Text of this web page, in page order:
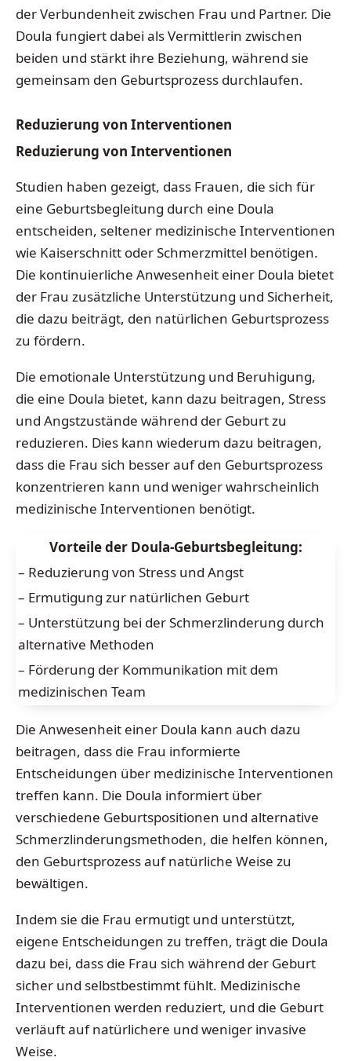
der Verbundenheit zwischen Frau und Partner. Die
Doula fungiert dabei als Vermittlerin zwischen
beiden und stärkt ihre Beziehung, während sie
gemeinsam den Geburtsprozess durchlaufen.
Reduzierung von Interventionen
Reduzierung von Interventionen
Studien haben gezeigt, dass Frauen, die sich für
eine Geburtsbegleitung durch eine Doula
entscheiden, seltener medizinische Interventionen
wie Kaiserschnitt oder Schmerzmittel benötigen.
Die kontinuierliche Anwesenheit einer Doula bietet
der Frau zusätzliche Unterstützung und Sicherheit,
die dazu beiträgt, den natürlichen Geburtsprozess
zu fördern.
Die emotionale Unterstützung und Beruhigung,
die eine Doula bietet, kann dazu beitragen, Stress
und Angstzustände während der Geburt zu
reduzieren. Dies kann wiederum dazu beitragen,
dass die Frau sich besser auf den Geburtsprozess
konzentrieren kann und weniger wahrscheinlich
medizinische Interventionen benötigt.
Vorteile der Doula-Geburtsbegleitung:
– Reduzierung von Stress und Angst
– Ermutigung zur natürlichen Geburt
– Unterstützung bei der Schmerzlinderung durch
alternative Methoden
– Förderung der Kommunikation mit dem
medizinischen Team
Die Anwesenheit einer Doula kann auch dazu
beitragen, dass die Frau informierte
Entscheidungen über medizinische Interventionen
treffen kann. Die Doula informiert über
verschiedene Geburtspositionen und alternative
Schmerzlinderungsmethoden, die helfen können,
den Geburtsprozess auf natürliche Weise zu
bewältigen.
Indem sie die Frau ermutigt und unterstützt,
eigene Entscheidungen zu treffen, trägt die Doula
dazu bei, dass die Frau sich während der Geburt
sicher und selbstbestimmt fühlt. Medizinische
Interventionen werden reduziert, und die Geburt
verläuft auf natürlichere und weniger invasive
Weise.